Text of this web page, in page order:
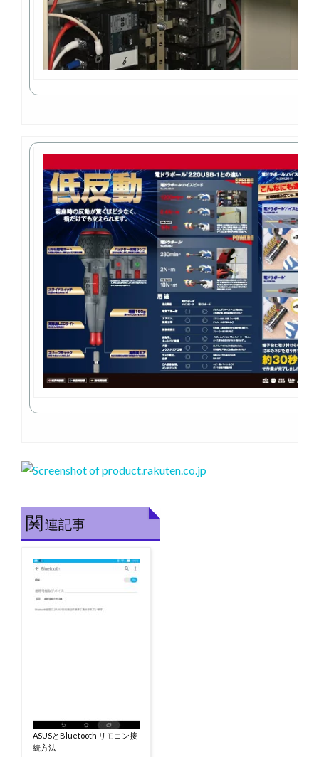
関連記事
ASUSとBluetooth リモコン接
続方法